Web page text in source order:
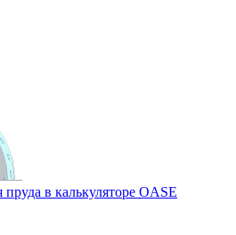
в калькуляторе OASE